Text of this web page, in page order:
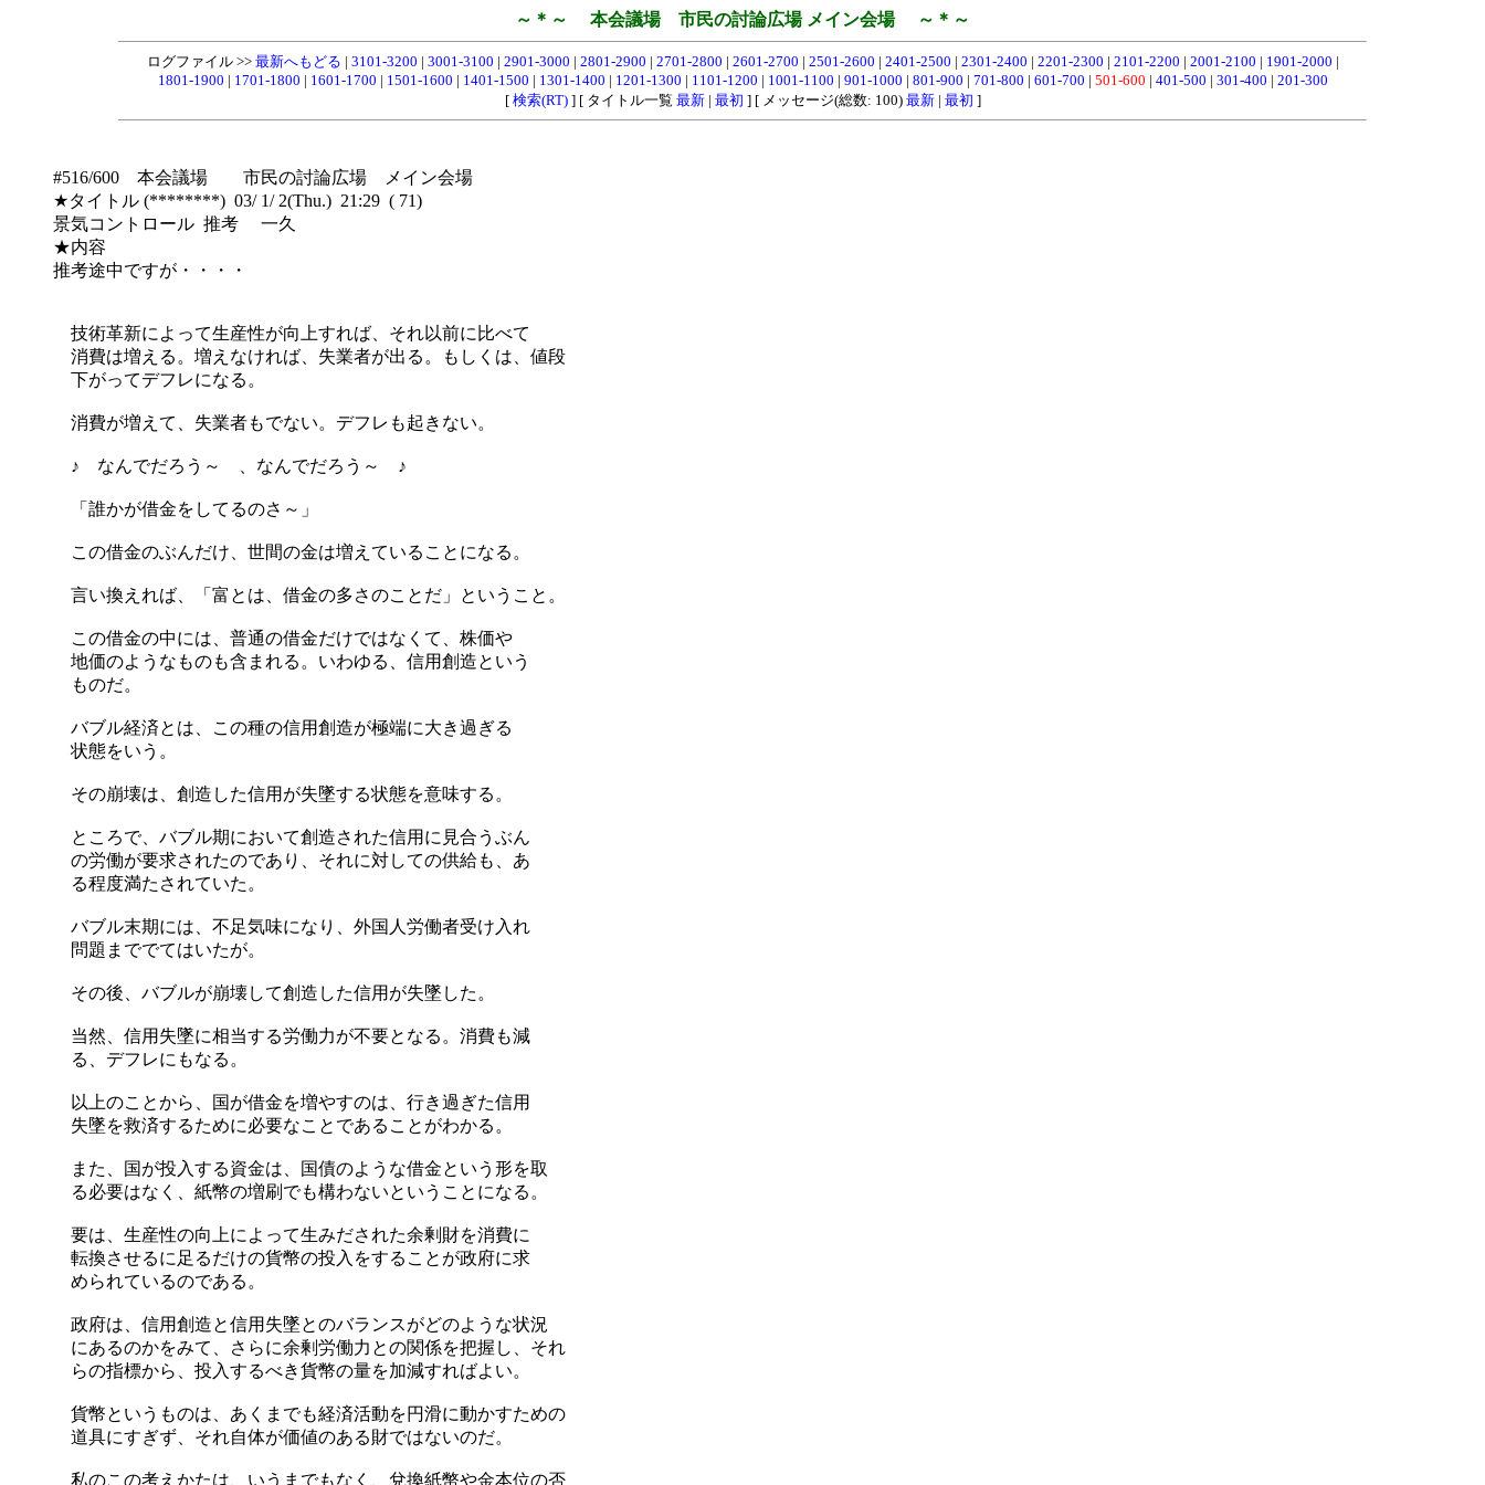
～＊～ 本会議場 市民の討論広場 メイン会場 ～＊～
ログファイル >> 最新へもどる | 3101-3200 | 3001-3100 | 2901-3000 | 2801-2900 | 2701-2800 | 2601-2700 | 2501-2600 | 2401-2500 | 2301-2400 | 2201-2300 | 2101-2200 | 2001-2100 | 1901-2000 |
1801-1900 | 1701-1800 | 1601-1700 | 1501-1600 | 1401-1500 | 1301-1400 | 1201-1300 | 1101-1200 | 1001-1100 | 901-1000 | 801-900 | 701-800 | 601-700 | 501-600 | 401-500 | 301-400 | 201-300
[ 検索(RT)] [ タイトル一覧 最新| 最初 ] [ メッセージ(総数: 100) 最新| 最初 ]
#516/600 本会議場 市民の討論広場 メイン会場
★タイトル (********) 03/ 1/ 2(Thu.) 21:29 ( 71)
景気コントロール 推考 一久
★内容
推考途中ですが・・・・
技術革新によって生産性が向上すれば、それ以前に比べて
消費は増える。増えなければ、失業者が出る。もしくは、値段
下がってデフレになる。
消費が増えて、失業者もでない。デフレも起きない。
♪ なんでだろう～ 、なんでだろう～ ♪
「誰かが借金をしてるのさ～」
この借金のぶんだけ、世間の金は増えていることになる。
言い換えれば、「富とは、借金の多さのことだ」ということ。
この借金の中には、普通の借金だけではなくて、株価や
地価のようなものも含まれる。いわゆる、信用創造という
ものだ。
バブル経済とは、この種の信用創造が極端に大き過ぎる
状態をいう。
その崩壊は、創造した信用が失墜する状態を意味する。
ところで、バブル期において創造された信用に見合うぶん
の労働が要求されたのであり、それに対しての供給も、あ
る程度満たされていた。
バブル末期には、不足気味になり、外国人労働者受け入れ
問題まででてはいたが。
その後、バブルが崩壊して創造した信用が失墜した。
当然、信用失墜に相当する労働力が不要となる。消費も減
る、デフレにもなる。
以上のことから、国が借金を増やすのは、行き過ぎた信用
失墜を救済するために必要なことであることがわかる。
また、国が投入する資金は、国債のような借金という形を取
る必要はなく、紙幣の増刷でも構わないということになる。
要は、生産性の向上によって生みだされた余剰財を消費に
転換させるに足るだけの貨幣の投入をすることが政府に求
められているのである。
政府は、信用創造と信用失墜とのバランスがどのような状況
にあるのかをみて、さらに余剰労働力との関係を把握し、それ
らの指標から、投入するべき貨幣の量を加減すればよい。
貨幣というものは、あくまでも経済活動を円滑に動かすための
道具にすぎず、それ自体が価値のある財ではないのだ。
私のこの考えかたは、いうまでもなく、兌換紙幣や金本位の否